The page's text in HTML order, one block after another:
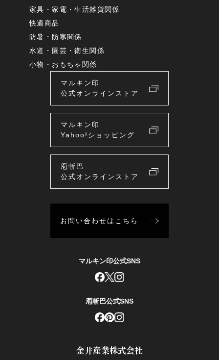
金井産業株式会社
家具・家電・生活雑貨関係
快適商品
防暑・防寒関係
水道・園芸・衛生関係
小物・おもちゃ関係
マルキン印
公式オンラインストア
マルキン印
Yahoo!ショッピング
庖斬巴
公式オンラインストア
お問い合わせはこちら
マルキン印公式SNS
庖斬巴公式SNS